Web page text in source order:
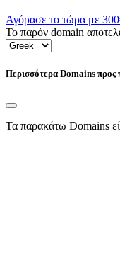
Αγόρασε το τώρα με
Το παρόν domain
Περισσότερα Domains προς
Τα παρακάτω Domains